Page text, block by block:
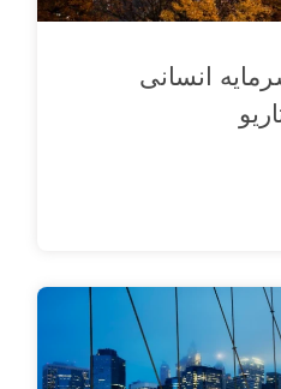
انسانی